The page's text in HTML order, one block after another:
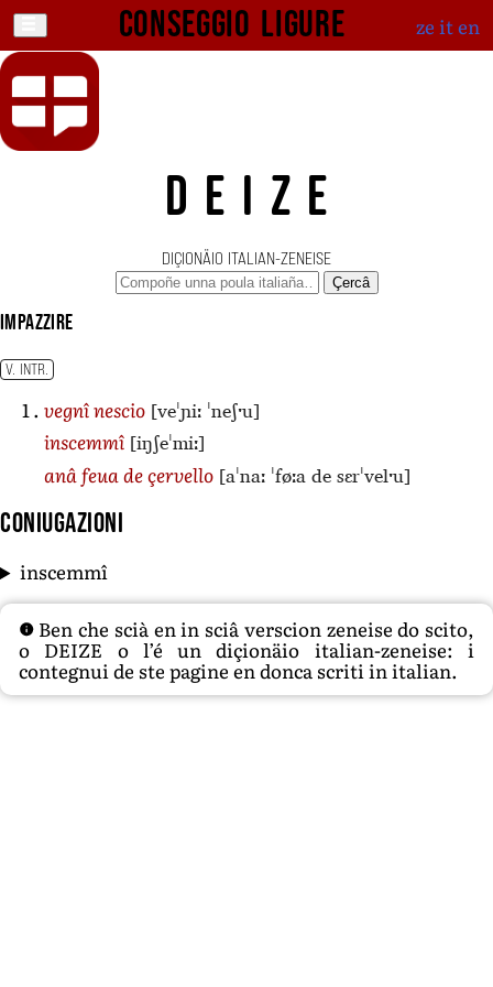
Conseggio ligure ze iten
DEIZE
DIÇIONÄIO ITALIAN-ZENEISE
Çercâ
impazzire
V. INTR.
vegnî nescio [veˈɲiː ˈneʃˑu]
inscemmî [iŋʃeˈmiː]
anâ feua de çervello [aˈnaː ˈføːa de sɛrˈvelˑu]
Coniugazioni
inscemmî
Ben che scià en in sciâ verscion zeneise do scito,
o DEIZE o l’é un diçionäio italian-zeneise: i
contegnui de ste pagine en donca scriti in italian.